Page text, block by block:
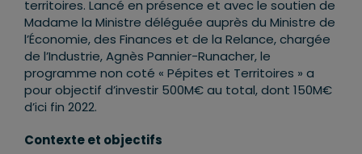
territoires. Lancé en présence et avec le soutien de
Madame la Ministre déléguée auprès du Ministre de
l’Économie, des Finances et de la Relance, chargée
de l’Industrie, Agnès Pannier-Runacher, le
programme non coté « Pépites et Territoires » a
pour objectif d’investir 500M€ au total, dont 150M€
d’ici fin 2022.
Contexte et objectifs